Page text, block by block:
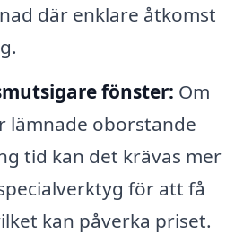
där enklare åtkomst
fönster: Om
lämnade oborstande
tid kan det krävas mer
för att få
kan påverka priset.